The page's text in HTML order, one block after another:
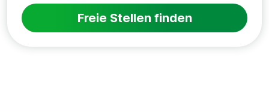
Freie Stellen finden